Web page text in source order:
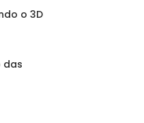
o 3D
das